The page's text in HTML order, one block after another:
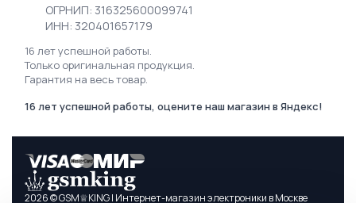
ОГРНИП: 316325600099741
ИНН: 320401657179
16 лет успешной работы.
Только оригинальная продукция.
Гарантия на весь товар.
16 лет успешной работы, оцените наш магазин в Яндекс!
2026 © GSM♕KING | Интернет-магазин электроники в Москве